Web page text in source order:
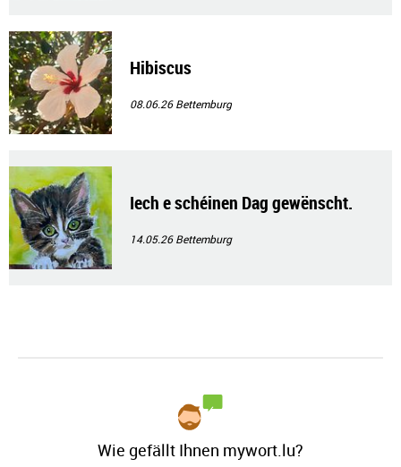
Hibiscus
08.06.26Bettemburg
Iech e schéinen Dag gewënscht.
14.05.26Bettemburg
Wie gefällt Ihnen mywort.lu?